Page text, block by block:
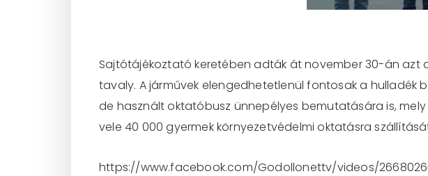
Sajtótájékoztató keretében adták át november 30-án azt
tavaly. A járművek elengedhetetlenül fontosak a hulladék
de használt oktatóbusz ünnepélyes bemutatására is,
vele 40 000 gyermek környezetvédelmi oktatásra
https://www.facebook.com/Godollonettv/videos/